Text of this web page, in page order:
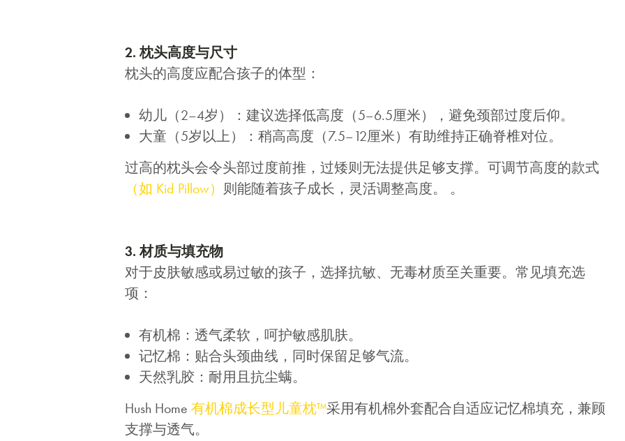
2. 枕头高度与尺寸
枕头的高度应配合孩子的体型：
幼儿（2–4岁）：建议选择低高度（5–6.5厘米），避免颈部过度后仰。
大童（5岁以上）：稍高高度（7.5–12厘米）有助维持正确脊椎对位。
过高的枕头会令头部过度前推，过矮则无法提供足够支撑。可调节高度的款式
（如 Kid Pillow） 则能随着孩子成长，灵活调整高度。 。
3. 材质与填充物
对于皮肤敏感或易过敏的孩子，选择抗敏、无毒材质至关重要。常见填充选
项：
有机棉：透气柔软，呵护敏感肌肤。
记忆棉：贴合头颈曲线，同时保留足够气流。
天然乳胶：耐用且抗尘螨。
Hush Home 有机棉成长型儿童枕™采用有机棉外套配合自适应记忆棉填充，兼顾
支撑与透气。